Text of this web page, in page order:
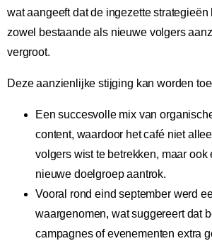
wat aangeeft dat de ingezette strategieën
zowel bestaande als nieuwe volgers
vergroot.
Deze aanzienlijke stijging kan worden
Een succesvolle mix van
content, waardoor het café niet
volgers wist te betrekken, maar ook
nieuwe doelgroep aantrok.
Vooral rond eind september werd
waargenomen, wat suggereert dat
campagnes of evenementen extra